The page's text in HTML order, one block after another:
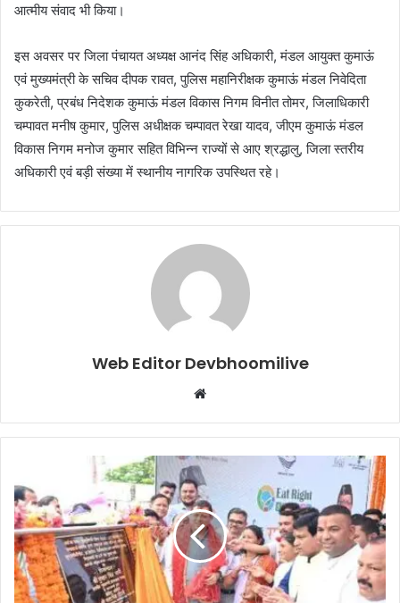
आत्मीय संवाद भी किया।
इस अवसर पर जिला पंचायत अध्यक्ष आनंद सिंह अधिकारी, मंडल आयुक्त कुमाऊं
एवं मुख्यमंत्री के सचिव दीपक रावत, पुलिस महानिरीक्षक कुमाऊं मंडल निवेदिता
कुकरेती, प्रबंध निदेशक कुमाऊं मंडल विकास निगम विनीत तोमर, जिलाधिकारी
चम्पावत मनीष कुमार, पुलिस अधीक्षक चम्पावत रेखा यादव, जीएम कुमाऊं मंडल
विकास निगम मनोज कुमार सहित विभिन्न राज्यों से आए श्रद्धालु, जिला स्तरीय
अधिकारी एवं बड़ी संख्या में स्थानीय नागरिक उपस्थित रहे।
Web Editor Devbhoomilive
Website